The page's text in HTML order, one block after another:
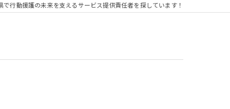
で行動援護の未来を支えるサービス提供責任者を探しています！